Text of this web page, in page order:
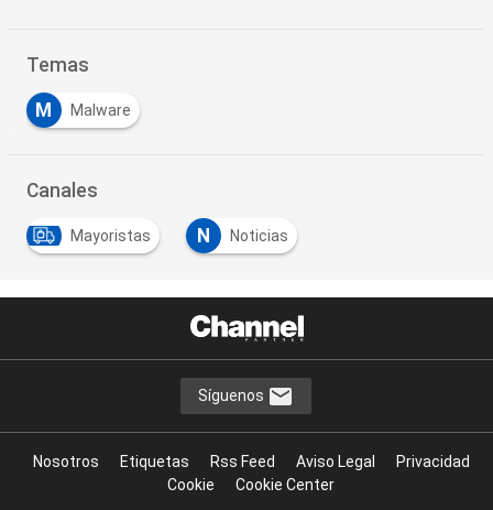
Temas
M Malware
Canales
Mayoristas N Noticias
Síguenos
Nosotros Etiquetas Rss Feed Aviso Legal
Privacidad
Cookie
Cookie Center